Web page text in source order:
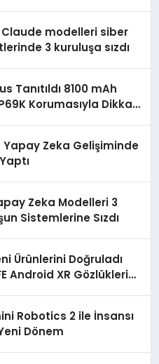
modelleri siber
3 kuruluşa sızdı
Tanıtıldı 8100 mAh
Korumasıyla Dikkat
Zeka Gelişiminde
Zeka Modelleri 3
Sistemlerine Sızdı
Ürünlerini Doğruladı
Android XR Gözlükleri
Robotics 2 ile İnsansı
Dönem